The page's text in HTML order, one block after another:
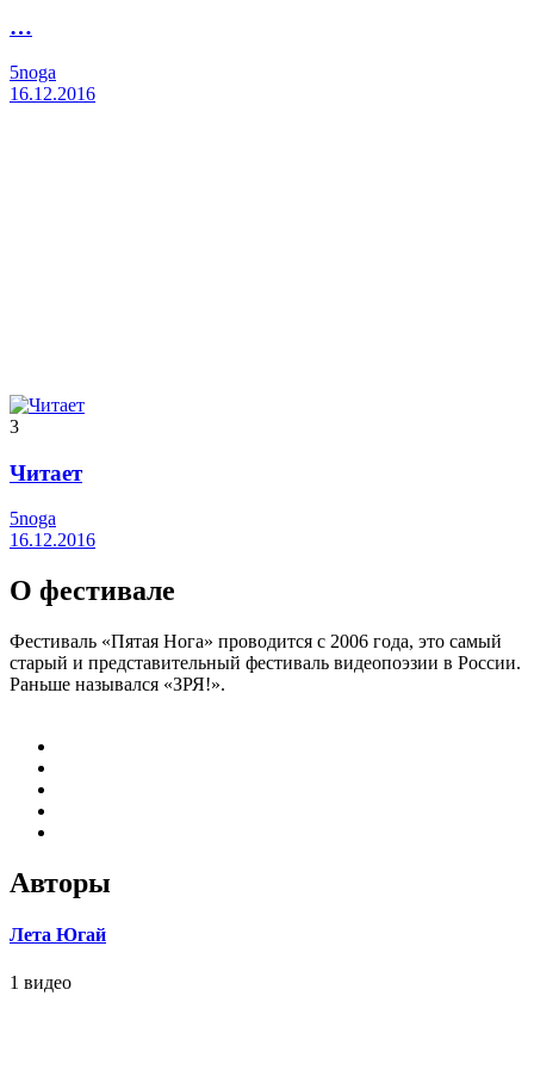
…
5noga
16.12.2016
3
Читает
5noga
16.12.2016
О фестивале
Фестиваль «Пятая Нога» проводится с 2006 года, это самый
старый и представительный фестиваль видеопоэзии в России.
Раньше назывался «ЗРЯ!».
Авторы
Лета Югай
1 видео